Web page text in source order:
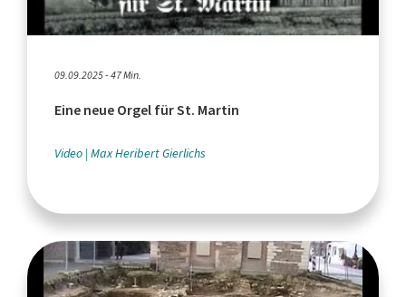
09.09.2025 - 47 Min.
Eine neue Orgel für St. Martin
Video Max Heribert Gierlichs